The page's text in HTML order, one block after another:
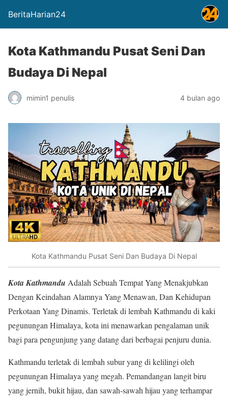
BeritaHarian24
Kota Kathmandu Pusat Seni Dan
Budaya Di Nepal
mimin1 penulis 4 bulan ago
Kota Kathmandu Pusat Seni Dan Budaya Di Nepal
Kota Kathmandu Adalah Sebuah Tempat Yang Menakjubkan
Dengan Keindahan Alamnya Yang Menawan, Dan Kehidupan
Perkotaan Yang Dinamis. Terletak di lembah Kathmandu di kaki
pegunungan Himalaya, kota ini menawarkan pengalaman unik
bagi para pengunjung yang datang dari berbagai penjuru dunia.
Kathmandu terletak di lembah subur yang di kelilingi oleh
pegunungan Himalaya yang megah. Pemandangan langit biru
yang jernih, bukit hijau, dan sawah-sawah hijau yang terhampar